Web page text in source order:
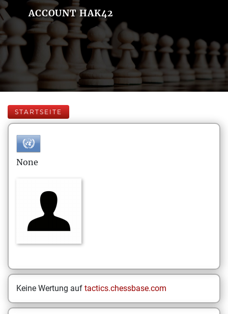
ACCOUNT HAK42
STARTSEITE
None
Keine Wertung auf tactics.chessbase.com